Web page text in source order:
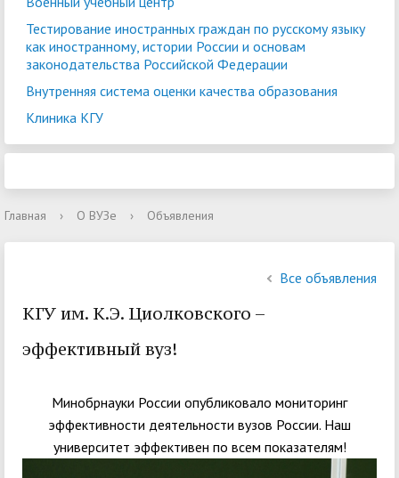
Тестирование иностранных граждан по русскому языку
как иностранному, истории России и основам
законодательства Российской Федерации
Внутренняя система оценки качества образования
Клиника КГУ
Главная › О ВУЗе › Объявления
Все объявления
КГУ им. К.Э. Циолковского –
эффективный вуз!
Минобрнауки России опубликовало мониторинг
эффективности деятельности вузов России. Наш
университет эффективен по всем показателям!